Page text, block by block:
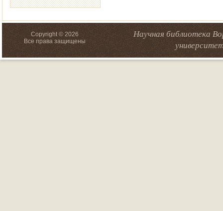
Copyright © 2026
Все права защищены
Научная библиотека